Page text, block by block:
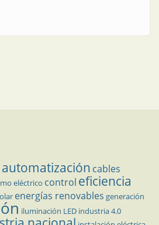
se constituye como Federación Argentina
automatización cables
eléctrico control eficiencia
energías renovables generación
iluminación LED industria 4.0